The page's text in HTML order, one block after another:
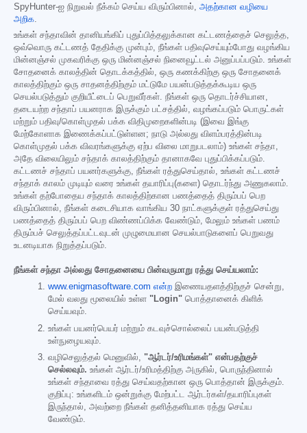
SpyHunter-ஐ நிறுவல் நீக்கம் செய்ய விரும்பினால், அதற்கான வழியை
அறிக.
உங்கள் சந்தாவின் தானியங்கிப் புதுப்பித்தலுக்கான கட்டணத்தைச் செலுத்த,
ஒவ்வொரு கட்டணத் தேதிக்கு முன்பும், நீங்கள் பதிவுசெய்யும்போது வழங்கிய
மின்னஞ்சல் முகவரிக்கு ஒரு மின்னஞ்சல் நினைவூட்டல் அனுப்பப்படும். உங்கள்
சோதனைக் காலத்தின் தொடக்கத்தில், ஒரு கணக்கிற்கு ஒரு சோதனைக்
காலத்திற்கும் ஒரு சாதனத்திற்கும் மட்டுமே பயன்படுத்தக்கூடிய ஒரு
செயல்படுத்தும் குறியீட்டைப் பெறுவீர்கள். நீங்கள் ஒரு தொடர்ச்சியான,
தடையற்ற சந்தாப் பயனராக இருக்கும் பட்சத்தில், வழங்கப்படும் பொருட்கள்
மற்றும் பதிவு/கொள்முதல் பக்க விதிமுறைகளின்படி (இவை இங்கு
மேற்கோளாக இணைக்கப்பட்டுள்ளன; நாடு அல்லது விளம்பரத்தின்படி
கொள்முதல் பக்க விவரங்களுக்கு ஏற்ப விலை மாறுபடலாம்) உங்கள் சந்தா,
அதே விலையிலும் சந்தாக் காலத்திற்கும் தானாகவே புதுப்பிக்கப்படும்.
கட்டணச் சந்தாப் பயனர்களுக்கு, நீங்கள் ரத்துசெய்தால், உங்கள் கட்டணச்
சந்தாக் காலம் முடியும் வரை உங்கள் தயாரிப்பு(களை) தொடர்ந்து அணுகலாம்.
உங்கள் தற்போதைய சந்தாக் காலத்திற்கான பணத்தைத் திரும்பப் பெற
விரும்பினால், நீங்கள் கடைசியாக வாங்கிய 30 நாட்களுக்குள் ரத்துசெய்து
பணத்தைத் திரும்பப் பெற விண்ணப்பிக்க வேண்டும், மேலும் உங்கள் பணம்
திரும்பச் செலுத்தப்பட்டவுடன் முழுமையான செயல்பாடுகளைப் பெறுவது
உடனடியாக நிறுத்தப்படும்.
நீங்கள் சந்தா அல்லது சோதனையை பின்வருமாறு ரத்து செய்யலாம்:
www.enigmasoftware.com என்ற இணையதளத்திற்குச் சென்று,
மேல் வலது மூலையில் உள்ள "Login" பொத்தானைக் கிளிக்
செய்யவும்.
உங்கள் பயனர்பெயர் மற்றும் கடவுச்சொல்லைப் பயன்படுத்தி
உள்நுழையவும்.
வழிசெலுத்தல் மெனுவில், "ஆர்டர்/உரிமங்கள்" என்பதற்குச்
செல்லவும். உங்கள் ஆர்டர்/உரிமத்திற்கு அருகில், பொருந்தினால்
உங்கள் சந்தாவை ரத்து செய்வதற்கான ஒரு பொத்தான் இருக்கும்.
குறிப்பு: உங்களிடம் ஒன்றுக்கு மேற்பட்ட ஆர்டர்கள்/தயாரிப்புகள்
இருந்தால், அவற்றை நீங்கள் தனித்தனியாக ரத்து செய்ய
வேண்டும்.